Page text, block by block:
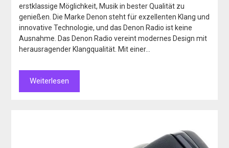
erstklassige Möglichkeit, Musik in bester Qualität zu
genießen. Die Marke Denon steht für exzellenten Klang und
innovative Technologie, und das Denon Radio ist keine
Ausnahme. Das Denon Radio vereint modernes Design mit
herausragender Klangqualität. Mit einer…
Weiterlesen